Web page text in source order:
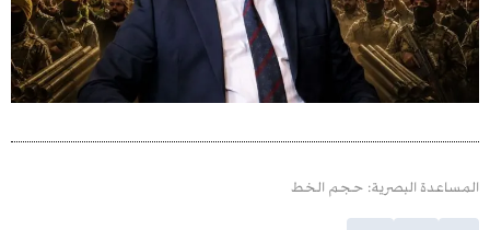
البصرية: حجم الخط